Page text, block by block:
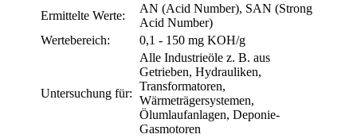
Ermittelte Werte:
AN (Acid Number), SAN (Strong
Acid Number)
Wertebereich:
0,1 - 150 mg KOH/g
Untersuchung für:
Alle Industrieöle z. B. aus
Getrieben, Hydrauliken,
Transformatoren,
Wärmeträgersystemen,
Ölumlaufanlagen, Deponie-
Gasmotoren